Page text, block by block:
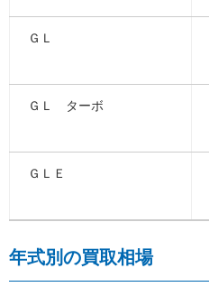
ＧＬ
ＧＬ ターボ
ＧＬＥ
年式別の買取相場